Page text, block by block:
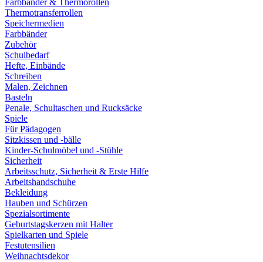
Farbbänder & Thermorollen
Thermotransferrollen
Speichermedien
Farbbänder
Zubehör
Schulbedarf
Hefte, Einbände
Schreiben
Malen, Zeichnen
Basteln
Penale, Schultaschen und Rucksäcke
Spiele
Für Pädagogen
Sitzkissen und -bälle
Kinder-Schulmöbel und -Stühle
Sicherheit
Arbeitsschutz, Sicherheit & Erste Hilfe
Arbeitshandschuhe
Bekleidung
Hauben und Schürzen
Spezialsortimente
Geburtstagskerzen mit Halter
Spielkarten und Spiele
Festutensilien
Weihnachtsdekor